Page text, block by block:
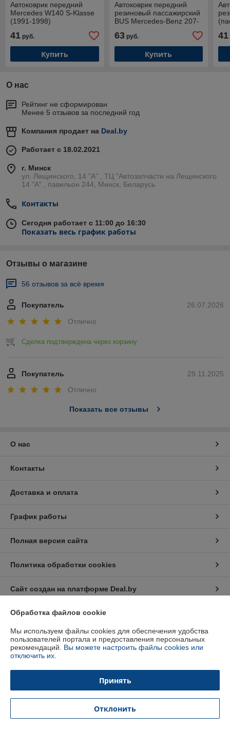
Автоковрик передний
Mercedes W140 S-Klasse
(1991-1998)
пассажирский / Мерседес
W140
41 руб.
Купить
Автоковрик передний
резиновый пассажирский
BUS Mercedes-Benz 207-
63руб.
Купить
41
О нас
Рейтинг не сформирован
Менее 5 отзывов за последний год
Компания продает на Deal.by
Работает с 18.02.2021
г. Минск
ул. Лещинского, 14 "А" , ТЦ "Автозапчасти на Лещинcкого
14 "A" , павильон 244, Минск, Беларусь
Контакты
Сегодня работает с 11:00 до 16:30
Показать весь график работы
Отзывы о магазине
56 отзывов за всё время
26.07.2026
Покупатель
Отлично
Сделка подтверждена через корзину
29.11.2025
Покупатель
Отлично
Показать все отзывы
О нас
Контакты
Доставка и оплата
График работы
Полная версия сайта
Политика обработки cookies
Сайт создан на платформе Deal.by
Индивидуальный предприниматель:Индивидуальный
предприниматель Кратынский Валерий Викторович
Республика Беларусь, г. Минск, ул. Неманская, д. 38, кв. 25
Регистрационный номер ЕГР: 191879218
Регистрационный орган: Минский горисполком
Дата регистрации компании: 30.01.2013
Обработка файлов cookie
Мы используем файлы cookies для обеспечения удобства
пользователей портала и предоставления персональных
рекомендаций. Вы можете настроить файлы cookies или
отключить их.
Принять
Отклонить